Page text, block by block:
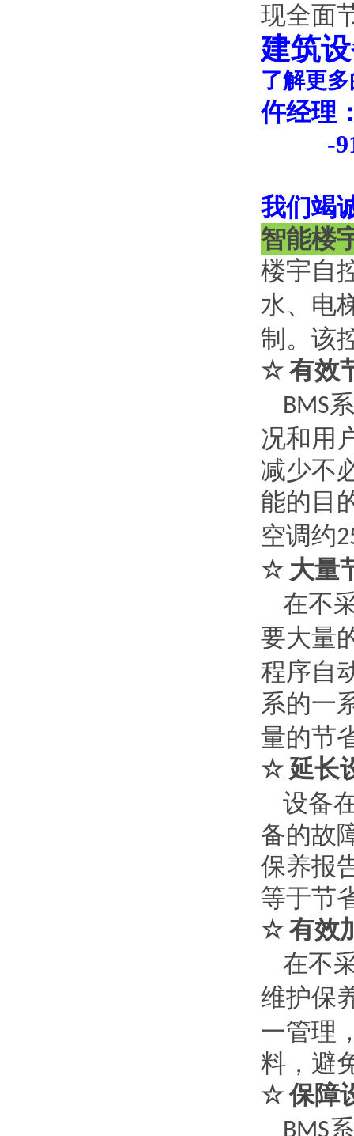
现全面
建筑
了解更
仵经理
-
我们竭
智能楼
楼宇自
水、电
制。该
☆ 有效
BMS
况和用
减少不
能的目
空调约
☆ 大量
在不
要大量
程序自
系的一
量的节
☆延长
设备
备的故
保养报
等于节
☆ 有效
在不
维护保
一管理
料，避
☆保障